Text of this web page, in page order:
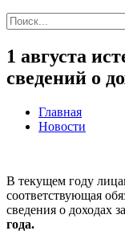
1 августа
сведений о
Главная
Новости
В текущем году
соответствующая
сведения о доходах
года.